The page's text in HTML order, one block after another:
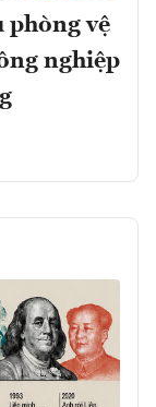
phòng vệ
nghiệp